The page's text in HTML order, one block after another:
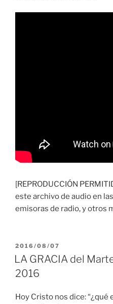
[REPRODUCCIÓN
este archivo de audio en
emisoras de radio, y otros
PUBLICADO
EL
2016/08/07
LA GRACIA del
2016
Hoy Cristo nos dice: “¿qué